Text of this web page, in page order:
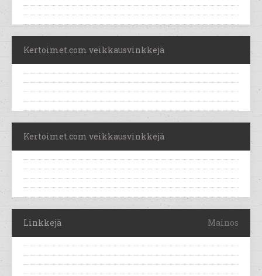
Kertoimet.com veikkausvinkkejä
Kertoimet.com veikkausvinkkejä
Linkkejä Mainos